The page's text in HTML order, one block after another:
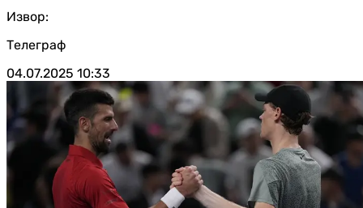
Извор:
Телеграф
04.07.2025 10:33